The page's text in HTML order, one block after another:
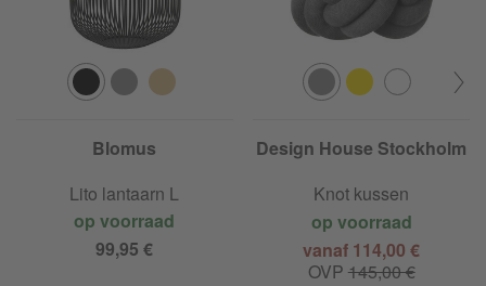
Blomus
Lito lantaarn L
op voorraad
99,95 €
Design House Stockholm
Knot kussen
op voorraad
vanaf 114,00 €
OVP 145,00 €